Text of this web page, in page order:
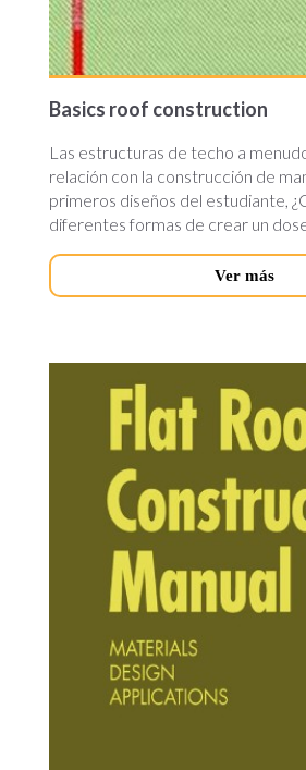
Basics roof construction
Las estructuras de techo a
relación con la construcción de
primeros diseños del estudiante,
diferentes formas de crear un
Ver más
construction-
manual.jpg